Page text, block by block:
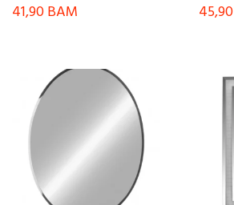
41,90BAM 45,90